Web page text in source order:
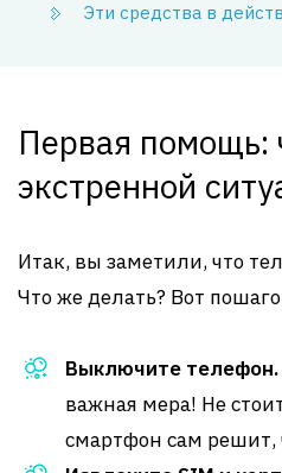
Эти средства в
Первая помощь:
экстренной
Итак, вы заметили, что
Что же делать? Вот
Выключите телефон.
важная мера! Не
смартфон сам решит,